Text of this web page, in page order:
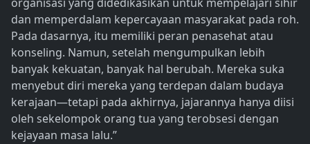
dan memperdalam kepercayaan masyarakat pada roh.
Pada dasarnya, itu memiliki peran penasehat atau
konseling. Namun, setelah mengumpulkan lebih
banyak kekuatan, banyak hal berubah. Mereka suka
menyebut diri mereka yang terdepan dalam budaya
kerajaan—tetapi pada akhirnya, jajarannya hanya diisi
oleh sekelompok orang tua yang terobsesi dengan
kejayaan masa lalu.”